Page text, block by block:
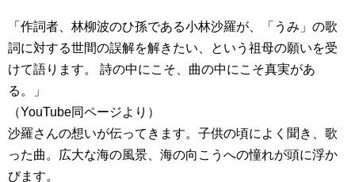
「作詞者、林柳波のひ孫である小林沙羅が、「うみ」の歌
詞に対する世間の誤解を解きたい、という祖母の願いを受
けて語ります。 詩の中にこそ、曲の中にこそ真実があ
る。」
（YouTube同ページより）
沙羅さんの想いが伝ってきます。子供の頃によく聞き、歌
った曲。広大な海の風景、海の向こうへの憧れが頭に浮か
びます。